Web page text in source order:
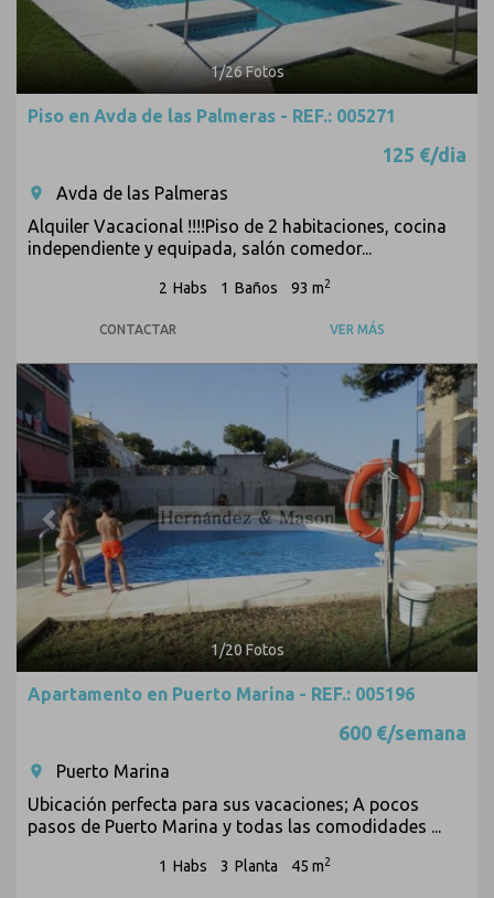
1/26Fotos
Piso en Avda de las Palmeras - REF.: 005271
125 €/dia
room
Avda de las Palmeras
Alquiler Vacacional !!!!Piso de 2 habitaciones, cocina
independiente y equipada, salón comedor...
2 Habs 1 Baños 93 m2
CONTACTAR VER MÁS
Previous Next
1 /20Fotos
Apartamento en Puerto Marina - REF.: 005196
600 €/semana
room
Puerto Marina
Ubicación perfecta para sus vacaciones; A pocos
pasos de Puerto Marina y todas las comodidades ...
1 Habs 3 Planta 45 m2